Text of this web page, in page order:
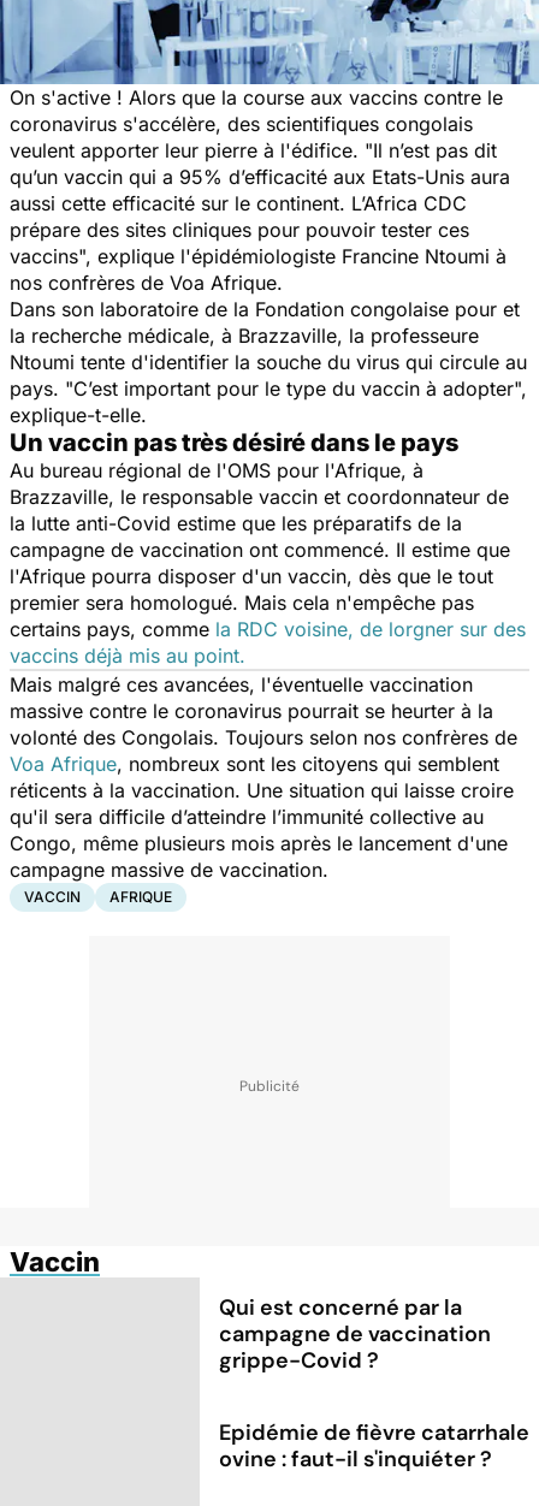
On s'active ! Alors que la course aux vaccins contre le
coronavirus s'accélère, des scientifiques congolais
veulent apporter leur pierre à l'édifice. "Il n’est pas dit
qu’un vaccin qui a 95% d’efficacité aux Etats-Unis aura
aussi cette efficacité sur le continent. L’Africa CDC
prépare des sites cliniques pour pouvoir tester ces
vaccins", explique l'épidémiologiste Francine Ntoumi à
nos confrères de Voa Afrique.
Dans son laboratoire de la Fondation congolaise pour et
la recherche médicale, à Brazzaville, la professeure
Ntoumi tente d'identifier la souche du virus qui circule au
pays. "C’est important pour le type du vaccin à adopter",
explique-t-elle.
Un vaccin pas très désiré dans le pays
Au bureau régional de l'OMS pour l'Afrique, à
Brazzaville, le responsable vaccin et coordonnateur de
la lutte anti-Covid estime que les préparatifs de la
campagne de vaccination ont commencé. Il estime que
l'Afrique pourra disposer d'un vaccin, dès que le tout
premier sera homologué. Mais cela n'empêche pas
certains pays, comme la RDC voisine, de lorgner sur des
vaccins déjà mis au point.
Mais malgré ces avancées, l'éventuelle vaccination
massive contre le coronavirus pourrait se heurter à la
volonté des Congolais. Toujours selon nos confrères de
Voa Afrique, nombreux sont les citoyens qui semblent
réticents à la vaccination. Une situation qui laisse croire
qu'il sera difficile d’atteindre l’immunité collective au
Congo, même plusieurs mois après le lancement d'une
campagne massive de vaccination.
VACCIN AFRIQUE
Vaccin
Qui est concerné par la
campagne de vaccination
grippe-Covid ?
Epidémie de fièvre catarrhale
ovine : faut-il s'inquiéter ?